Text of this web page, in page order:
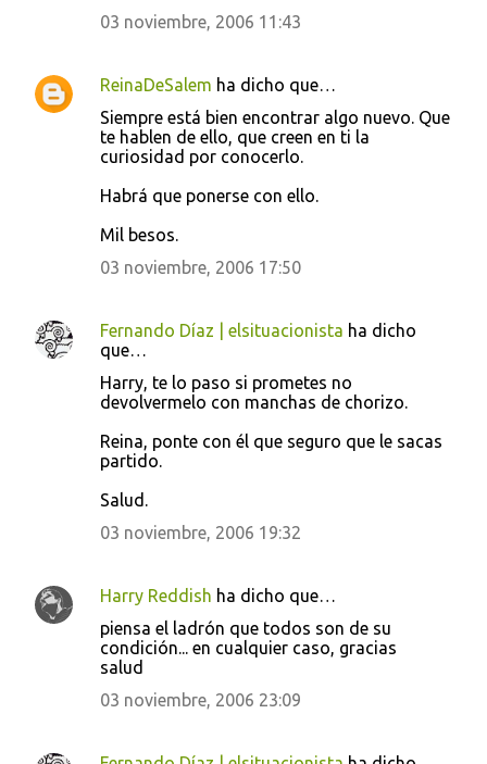
n
03 noviembre, 2006 11:43
ReinaDeSalem ha dicho que…
Siempre está bien encontrar algo nuevo. Que
te hablen de ello, que creen en ti la
curiosidad por conocerlo.
Habrá que ponerse con ello.
Mil besos.
03 noviembre, 2006 17:50
Fernando Díaz | elsituacionista ha dicho
que…
Harry, te lo paso si prometes no
devolvermelo con manchas de chorizo.
Reina, ponte con él que seguro que le sacas
partido.
Salud.
03 noviembre, 2006 19:32
Harry Reddish ha dicho que…
piensa el ladrón que todos son de su
condición... en cualquier caso, gracias
salud
03 noviembre, 2006 23:09